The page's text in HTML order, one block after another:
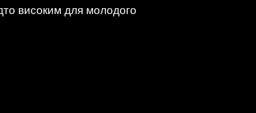
високим для молодого